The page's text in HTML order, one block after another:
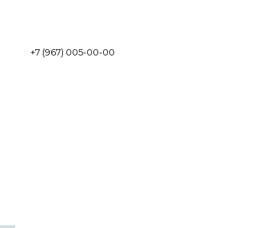
+7 (967) 005-00-00